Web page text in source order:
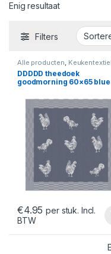
Enig resultaat
Filters
Alle producten, Keukentextiel
Koken &
DDDDD theedoek
goodmorning 60×65 blue
€4.95 per stuk. Incl.
BTW